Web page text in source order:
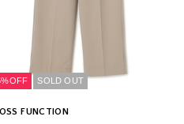
SOLD OUT
FUNCTION